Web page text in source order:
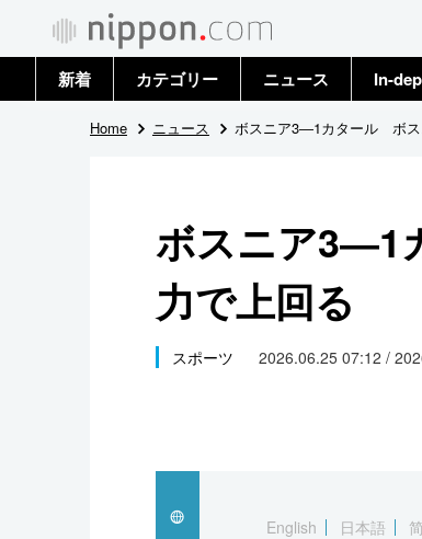
新着 カテゴリー
政治・外交
国際
社会
文化
スポーツ・東京2020
ニュース
トップ
In-
Home ニュース ボスニア3―1カタール ボス
ボスニア3―1
力で上回る
スポーツ 2026.06.25 07:12 /
English
日本語